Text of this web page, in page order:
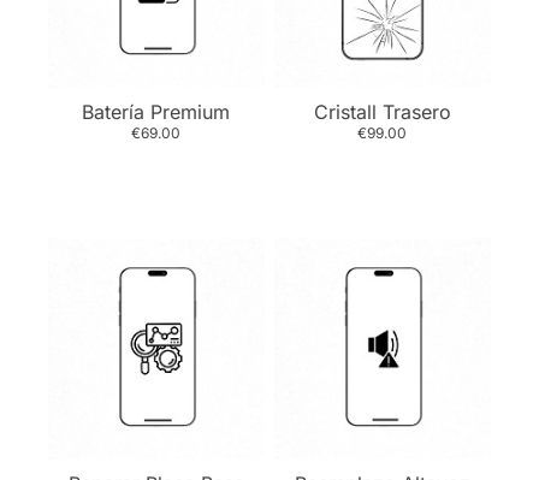
Batería Premium
€69.00
Cristall Trasero
€99.00